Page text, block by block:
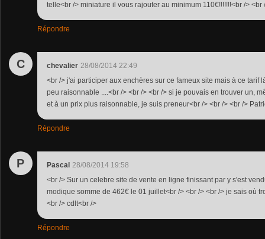
telle<br /> miniature il vous rajouter au minimum 110€!!!!!!!<br /> <br
Répondre
C chevalier 28/08/2014 22:49
<br /> j'ai participer aux enchères sur ce fameux site mais à ce tarif
peu raisonnable ....<br /> <br /> <br /> si je pouvais en trouver un,
et à un prix plus raisonnable, je suis preneur<br /> <br /> <br />
Répondre
P Pascal 28/08/2014 19:58
<br /> Sur un celebre site de vente en ligne finissant par y s'est
modique somme de 462€ le 01 juillet<br /> <br /> <br /> je sais où
<br /> cdlt<br />
Répondre